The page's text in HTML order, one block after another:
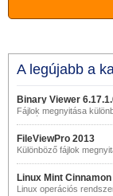
A legújabb a
Binary Viewer
Fájlok megnyitása
formátumokban
FileViewPro 2013
Különböző fájlok
Linux Mint
Linux operációs